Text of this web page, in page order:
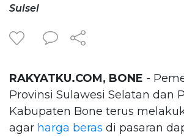
Sulsel
RAKYATKU.COM, BONE -
Provinsi Sulawesi Selatan dan
Kabupaten Bone terus
agar harga beras di pasaran